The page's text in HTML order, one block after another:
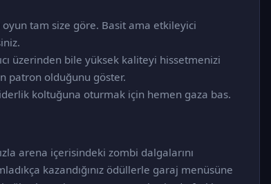
tam size göre. Basit ama etkileyici
üzerinden bile yüksek kaliteyi hissetmenizi
patron olduğunu göster.
koltuğuna oturmak için hemen gaza bas.
arena içerisindeki zombi dalgalarını
kazandığınız ödüllerle garaj menüsüne